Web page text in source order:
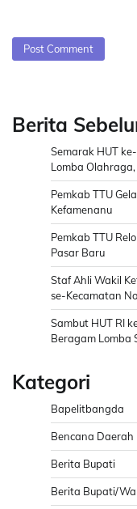
Berita
Semarak HUT
Lomba
Pemkab TTU
Kefamenanu
Pemkab TTU
Pasar Baru
Staf Ahli Wakil
se-Kecamatan
Sambut HUT RI
Beragam Lomba
Kategori
Bapelitbangda
Bencana Daerah
Berita Bupati
Berita Bupati/